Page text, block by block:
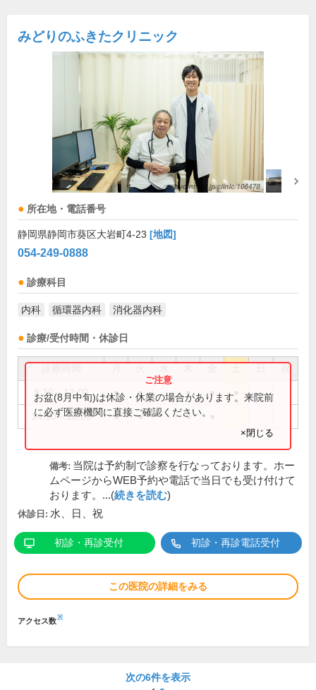
みどりのふきたクリニック
所在地・電話番号
静岡県静岡市葵区大岩町4-23 [地図]
054-249-0888
診療科目
内科 循環器内科 消化器内科
診療/受付時間・休診日
祝
8:30～12:00 ● ● ● ●
14:30～18:00 ● ● ●
お盆(8月中旬)は休診・休業の場合があります。来院前
に必ず医療機関に直接ご確認ください。
×閉じる
備考: 当院は予約制で診察を行なっております。ホー
ムページからWEB予約や電話で当日でも受け付けて
おります。...(続きを読む)
休診日: 水、日、祝
初診・再診受付 初診・再診電話受付
この医院の詳細をみる
アクセス数※
次の6件を表示